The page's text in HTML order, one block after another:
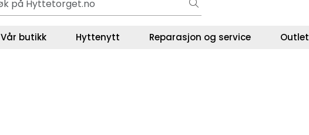
Ut på tur i sommer? Sjekk her først
Kundeservice
Vår butikk Hyttenytt Reparasjon og service Outlet